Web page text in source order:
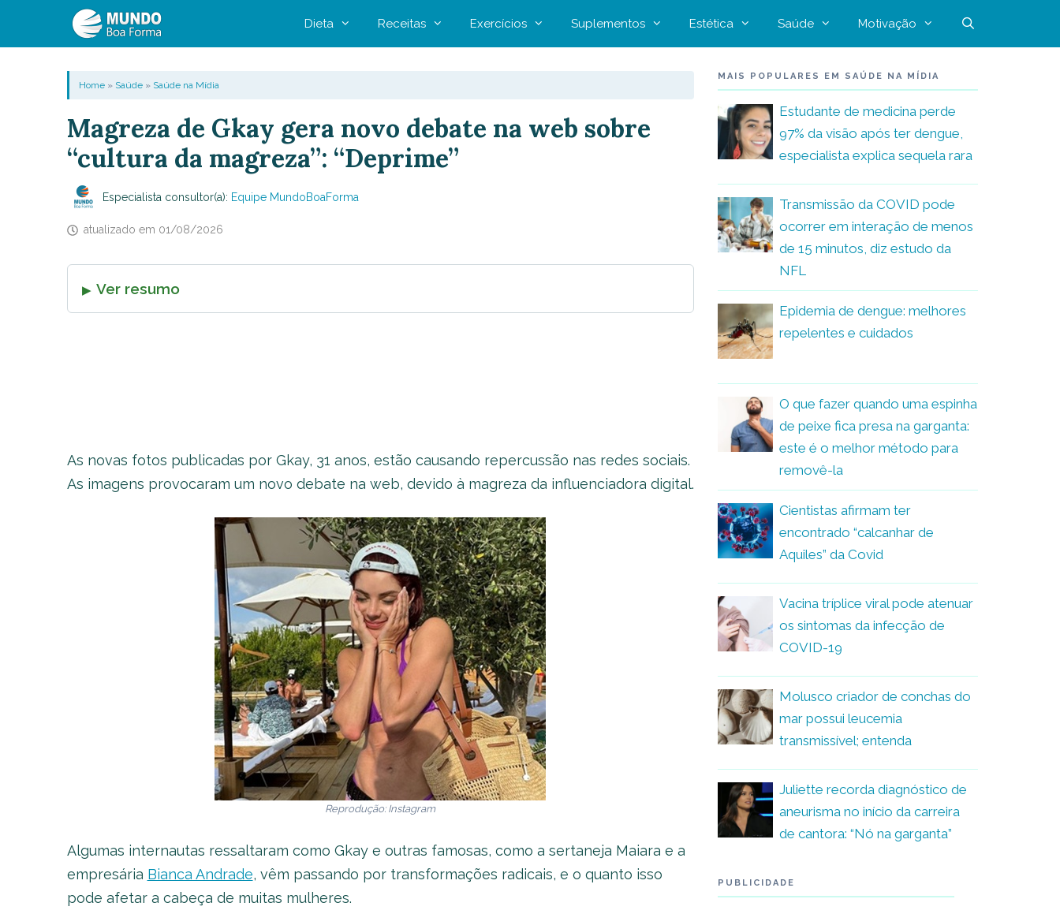
Dieta Receitas Exercícios Suplementos Estética Saúde Motivação
Home» Saúde» Saúde na Mídia
Magreza de Gkay gera novo debate na web sobre
“cultura da magreza”: “Deprime”
Especialista consultor(a): Equipe MundoBoaForma
atualizado em 01/08/2026
Ver resumo
As novas fotos publicadas por Gkay, 31 anos, estão causando repercussão nas redes sociais.
As imagens provocaram um novo debate na web, devido à magreza da influenciadora digital.
Reprodução: Instagram
Algumas internautas ressaltaram como Gkay e outras famosas, como a sertaneja Maiara e a
empresária Bianca Andrade, vêm passando por transformações radicais, e o quanto isso
pode afetar a cabeça de muitas mulheres.
MAIS POPULARES EM SAÚDE NA MÍDIA
Estudante de medicina perde
97% da visão após ter dengue,
especialista explica sequela rara
Transmissão da COVID pode
ocorrer em interação de menos
de 15 minutos, diz estudo da
NFL
Epidemia de dengue: melhores
repelentes e cuidados
O que fazer quando uma espinha
de peixe fica presa na garganta:
este é o melhor método para
removê-la
Cientistas afirmam ter
encontrado “calcanhar de
Aquiles” da Covid
Vacina tríplice viral pode atenuar
os sintomas da infecção de
COVID-19
Molusco criador de conchas do
mar possui leucemia
transmissível; entenda
Juliette recorda diagnóstico de
aneurisma no início da carreira
de cantora: “Nó na garganta”
PUBLICIDADE